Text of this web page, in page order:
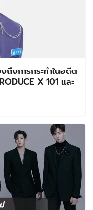
งการกระทำในอดีต
X 101 และ